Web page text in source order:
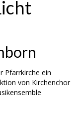
Pfarrkirche ein
von Kirchenchor